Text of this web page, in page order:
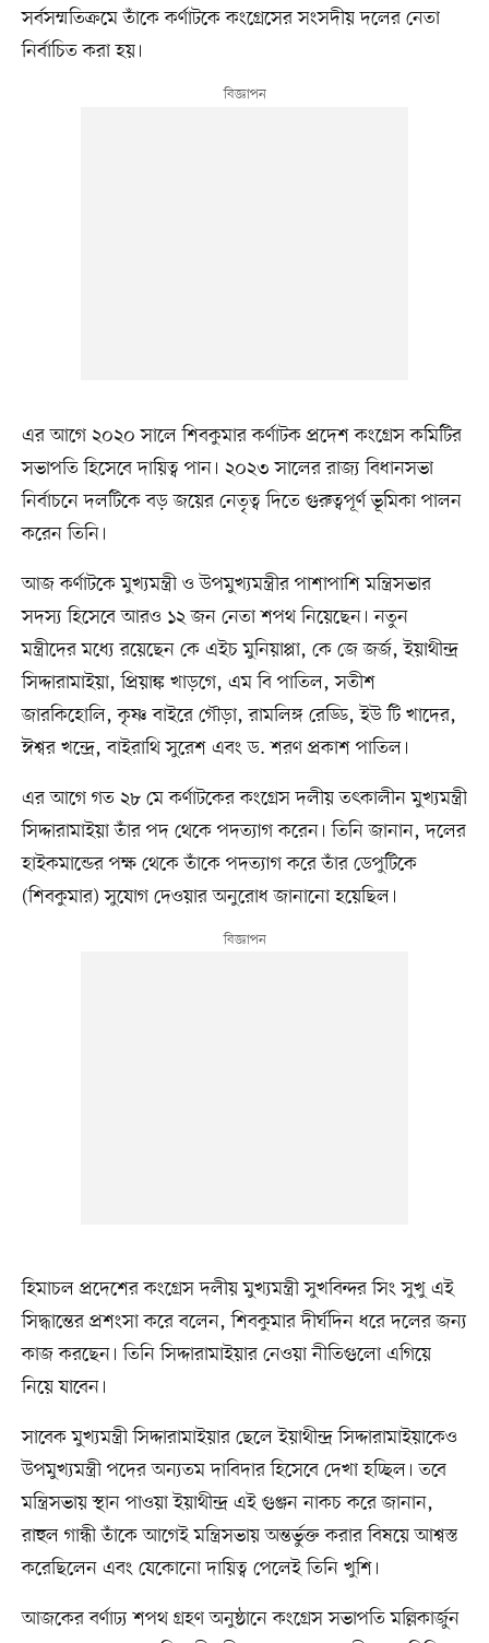
সর্বসম্মতিক্রমে তাঁকে কর্ণাটকে কংগ্রেসের সংসদীয় দলের নেতা
নির্বাচিত করা হয়।
এর আগে ২০২০ সালে শিবকুমার কর্ণাটক প্রদেশ কংগ্রেস কমিটির
সভাপতি হিসেবে দায়িত্ব পান। ২০২৩ সালের রাজ্য বিধানসভা
নির্বাচনে দলটিকে বড় জয়ের নেতৃত্ব দিতে গুরুত্বপূর্ণ ভূমিকা পালন
করেন তিনি।
আজ কর্ণাটকে মুখ্যমন্ত্রী ও উপমুখ্যমন্ত্রীর পাশাপাশি মন্ত্রিসভার
সদস্য হিসেবে আরও ১২ জন নেতা শপথ নিয়েছেন। নতুন
মন্ত্রীদের মধ্যে রয়েছেন কে এইচ মুনিয়াপ্পা, কে জে জর্জ, ইয়াথীন্দ্র
সিদ্দারামাইয়া, প্রিয়াঙ্ক খাড়গে, এম বি পাতিল, সতীশ
জারকিহোলি, কৃষ্ণ বাইরে গৌড়া, রামলিঙ্গ রেড্ডি, ইউ টি খাদের,
ঈশ্বর খন্দ্রে, বাইরাথি সুরেশ এবং ড. শরণ প্রকাশ পাতিল।
এর আগে গত ২৮ মে কর্ণাটকের কংগ্রেস দলীয় তৎকালীন মুখ্যমন্ত্রী
সিদ্দারামাইয়া তাঁর পদ থেকে পদত্যাগ করেন। তিনি জানান, দলের
হাইকমান্ডের পক্ষ থেকে তাঁকে পদত্যাগ করে তাঁর ডেপুটিকে
(শিবকুমার) সুযোগ দেওয়ার অনুরোধ জানানো হয়েছিল।
হিমাচল প্রদেশের কংগ্রেস দলীয় মুখ্যমন্ত্রী সুখবিন্দর সিং সুখু এই
সিদ্ধান্তের প্রশংসা করে বলেন, শিবকুমার দীর্ঘদিন ধরে দলের জন্য
কাজ করছেন। তিনি সিদ্দারামাইয়ার নেওয়া নীতিগুলো এগিয়ে
নিয়ে যাবেন।
সাবেক মুখ্যমন্ত্রী সিদ্দারামাইয়ার ছেলে ইয়াথীন্দ্র সিদ্দারামাইয়াকেও
উপমুখ্যমন্ত্রী পদের অন্যতম দাবিদার হিসেবে দেখা হচ্ছিল। তবে
মন্ত্রিসভায় স্থান পাওয়া ইয়াথীন্দ্র এই গুঞ্জন নাকচ করে জানান,
রাহুল গান্ধী তাঁকে আগেই মন্ত্রিসভায় অন্তর্ভুক্ত করার বিষয়ে আশ্বস্ত
করেছিলেন এবং যেকোনো দায়িত্ব পেলেই তিনি খুশি।
আজকের বর্ণাঢ্য শপথ গ্রহণ অনুষ্ঠানে কংগ্রেস সভাপতি মল্লিকার্জুন